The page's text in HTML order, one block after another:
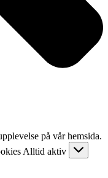
på vår hemsida.
Alltid aktiv